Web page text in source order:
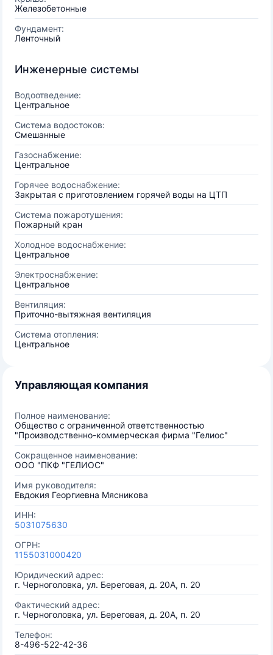
Железобетонные
Фундамент:
Ленточный
Инженерные системы
Водоотведение:
Центральное
Система водостоков:
Смешанные
Газоснабжение:
Центральное
Горячее водоснабжение:
Закрытая с приготовлением горячей воды на ЦТП
Система пожаротушения:
Пожарный кран
Холодное водоснабжение:
Центральное
Электроснабжение:
Центральное
Вентиляция:
Приточно-вытяжная вентиляция
Система отопления:
Центральное
Управляющая компания
Полное наименование:
Общество с ограниченной ответственностью
"Производственно-коммерческая фирма "Гелиос"
Сокращенное наименование:
ООО "ПКФ "ГЕЛИОС"
Имя руководителя:
Евдокия Георгиевна Мясникова
ИНН:
5031075630
ОГРН:
1155031000420
Юридический адрес:
г. Черноголовка, ул. Береговая, д. 20А, п. 20
Фактический адрес:
г. Черноголовка, ул. Береговая, д. 20А, п. 20
Телефон:
8-496-522-42-36